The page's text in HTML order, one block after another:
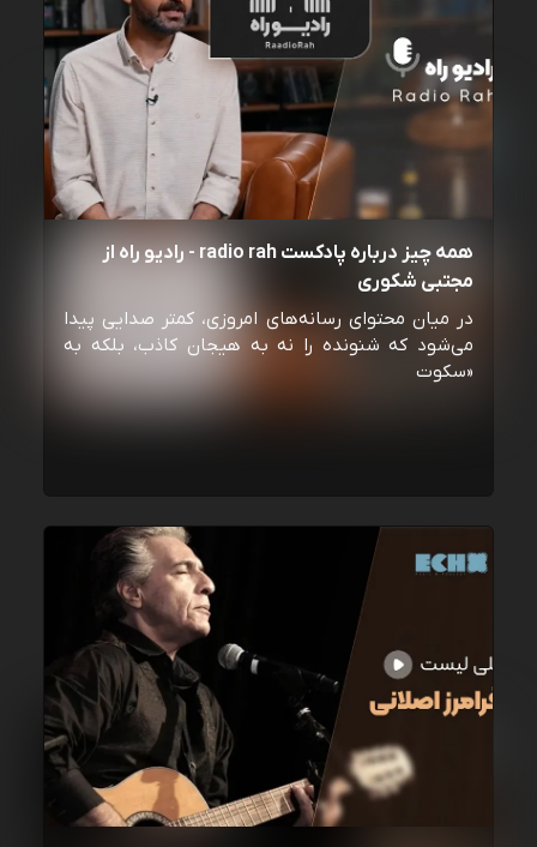
همه چیز درباره پادکست radio rah - رادیو راه از
مجتبی شکوری
در میان محتوای رسانه‌های امروزی، کمتر صدایی پیدا
می‌شود که شنونده را نه به هیجان کاذب، بلکه به
«سکوت